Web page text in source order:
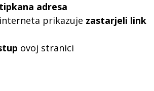
adresa
prikazuje zastarjeli link
ovoj stranici